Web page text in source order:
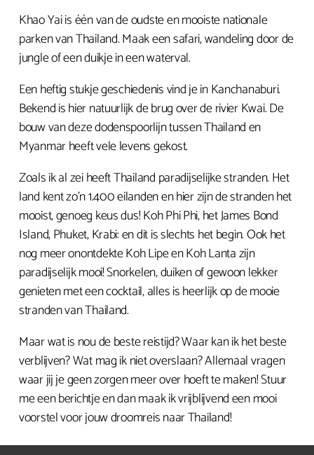
Khao Yai is één van de oudste en mooiste nationale
parken van Thailand. Maak een safari, wandeling door de
jungle of een duikje in een waterval.
Een heftig stukje geschiedenis vind je in Kanchanaburi.
Bekend is hier natuurlijk de brug over de rivier Kwai. De
bouw van deze dodenspoorlijn tussen Thailand en
Myanmar heeft vele levens gekost.
Zoals ik al zei heeft Thailand paradijselijke stranden. Het
land kent zo’n 1.400 eilanden en hier zijn de stranden het
mooist, genoeg keus dus! Koh Phi Phi, het James Bond
Island, Phuket, Krabi: en dit is slechts het begin. Ook het
nog meer onontdekte Koh Lipe en Koh Lanta zijn
paradijselijk mooi! Snorkelen, duiken of gewoon lekker
genieten met een cocktail, alles is heerlijk op de mooie
stranden van Thailand.
Maar wat is nou de beste reistijd? Waar kan ik het beste
verblijven? Wat mag ik niet overslaan? Allemaal vragen
waar jij je geen zorgen meer over hoeft te maken! Stuur
me een berichtje en dan maak ik vrijblijvend een mooi
voorstel voor jouw droomreis naar Thailand!